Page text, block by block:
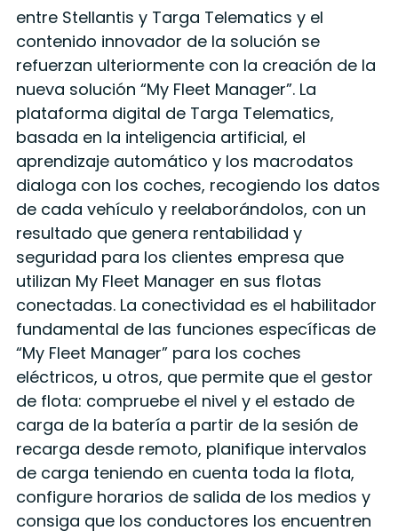
entre Stellantis y Targa Telematics y el
contenido innovador de la solución se
refuerzan ulteriormente con la creación de la
nueva solución “My Fleet Manager”. La
plataforma digital de Targa Telematics,
basada en la inteligencia artificial, el
aprendizaje automático y los macrodatos
dialoga con los coches, recogiendo los datos
de cada vehículo y reelaborándolos, con un
resultado que genera rentabilidad y
seguridad para los clientes empresa que
utilizan My Fleet Manager en sus flotas
conectadas. La conectividad es el habilitador
fundamental de las funciones específicas de
“My Fleet Manager” para los coches
eléctricos, u otros, que permite que el gestor
de flota: compruebe el nivel y el estado de
carga de la batería a partir de la sesión de
recarga desde remoto, planifique intervalos
de carga teniendo en cuenta toda la flota,
configure horarios de salida de los medios y
consiga que los conductores los encuentren